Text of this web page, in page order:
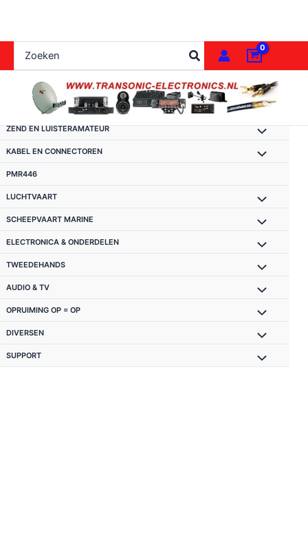
de
inhoud
naar:
ZEND EN LUISTERAMATEUR
KABEL EN CONNECTOREN
PMR446
LUCHTVAART
SCHEEPVAART MARINE
ELECTRONICA & ONDERDELEN
TWEEDEHANDS
AUDIO & TV
OPRUIMING OP = OP
DIVERSEN
SUPPORT